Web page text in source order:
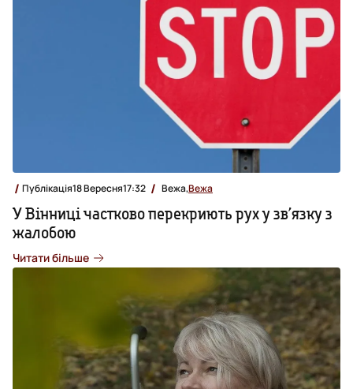
Публікація18 Вересня17:32 Вежа,Вежа
У Вінниці частково перекриють рух у зв’язку з
жалобою
Читати більше